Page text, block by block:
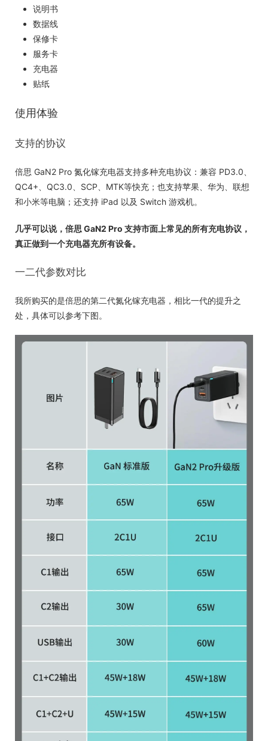
说明书
数据线
保修卡
服务卡
充电器
贴纸
使用体验
支持的协议
倍思 GaN2 Pro 氮化镓充电器支持多种充电协议：兼容 PD3.0、
QC4+、QC3.0、SCP、MTK等快充；也支持苹果、华为、联想
和小米等电脑；还支持 iPad 以及 Switch 游戏机。
几乎可以说，倍思 GaN2 Pro 支持市面上常见的所有充电协议，
真正做到一个充电器充所有设备。
一二代参数对比
我所购买的是倍思的第二代氮化镓充电器，相比一代的提升之
处，具体可以参考下图。